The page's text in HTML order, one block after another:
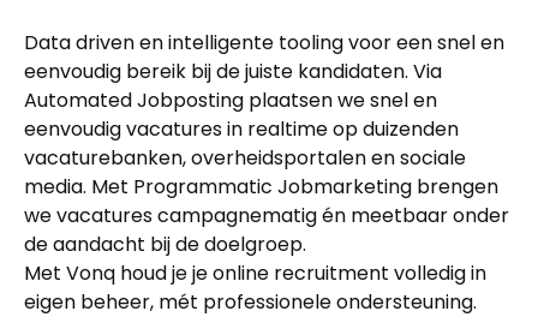
Data driven en intelligente tooling voor een snel en
eenvoudig bereik bij de juiste kandidaten. Via
Automated Jobposting plaatsen we snel en
eenvoudig vacatures in realtime op duizenden
vacaturebanken, overheidsportalen en sociale
media. Met Programmatic Jobmarketing brengen
we vacatures campagnematig én meetbaar onder
de aandacht bij de doelgroep.
Met Vonq houd je je online recruitment volledig in
eigen beheer, mét professionele ondersteuning.